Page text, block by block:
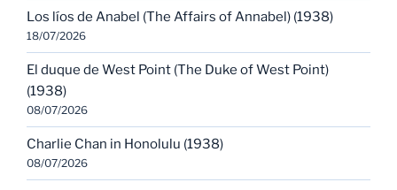
Los líos de Anabel (The Affairs of Annabel) (1938)
18/07/2026
El duque de West Point (The Duke of West Point)
(1938)
08/07/2026
Charlie Chan in Honolulu (1938)
08/07/2026